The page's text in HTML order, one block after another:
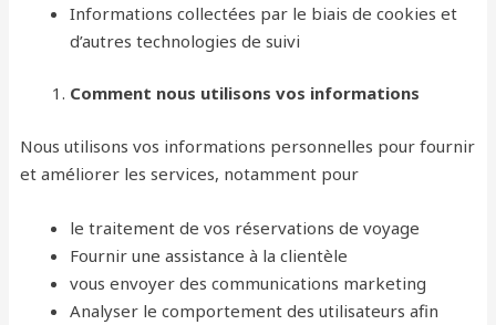
Informations collectées par le biais de cookies et
d’autres technologies de suivi
Comment nous utilisons vos informations
Nous utilisons vos informations personnelles pour fournir
et améliorer les services, notamment pour
le traitement de vos réservations de voyage
Fournir une assistance à la clientèle
vous envoyer des communications marketing
Analyser le comportement des utilisateurs afin